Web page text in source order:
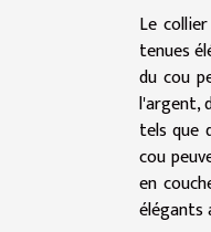
Le
tenues
du cou
l'argent,
tels que
cou
en
élégants